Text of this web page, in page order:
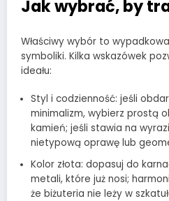
Jak wybrać, by
Właściwy wybór to
symboliki. Kilka wskazówek
ideału:
Styl i codzienność: jeśli
minimalizm, wybierz prostą
kamień; jeśli stawia na
nietypową oprawę lub
Kolor złota: dopasuj do
metali, które już nosi;
że biżuteria nie leży w